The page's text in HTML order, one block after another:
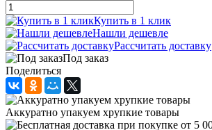
Купить в 1 клик
Нашли дешевле
Рассчитать доставку
Под заказ
Поделиться
Аккуратно упакуем хрупкие товары